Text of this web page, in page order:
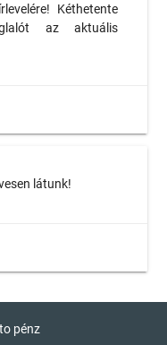
Kéthetente
az aktuális
látunk!
pénz